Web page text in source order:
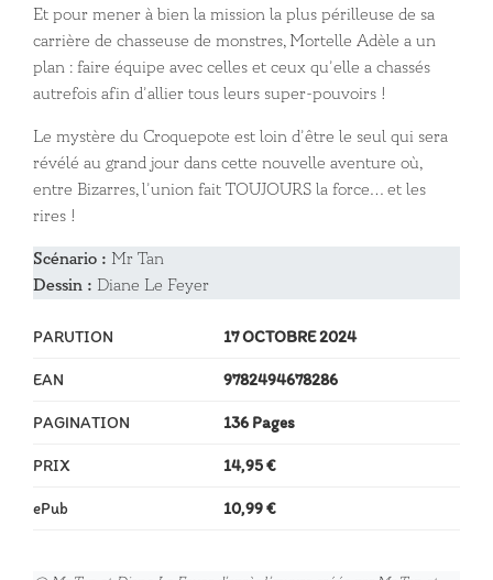
Et pour mener à bien la mission la plus périlleuse de sa
carrière de chasseuse de monstres, Mortelle Adèle a un
plan : faire équipe avec celles et ceux qu’elle a chassés
autrefois afin d’allier tous leurs super-pouvoirs !
Le mystère du Croquepote est loin d’être le seul qui sera
révélé au grand jour dans cette nouvelle aventure où,
entre Bizarres, l’union fait TOUJOURS la force… et les
rires !
Scénario : Mr Tan
Dessin : Diane Le Feyer
PARUTION 17 OCTOBRE 2024
EAN 9782494678286
PAGINATION 136 Pages
PRIX 14,95 €
ePub 10,99 €